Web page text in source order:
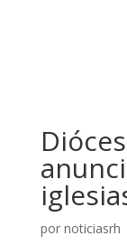
por noticiasrh